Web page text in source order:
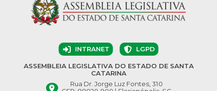
INTRANET LGPD
ASSEMBLEIA LEGISLATIVA DO ESTADO DE SANTA
CATARINA
Rua Dr. Jorge Luz Fontes, 310